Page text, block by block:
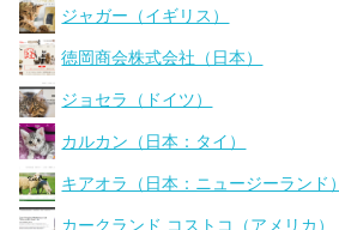
ジャガー（イギリス）
徳岡商会株式会社（日本）
ジョセラ（ドイツ）
カルカン（日本：タイ）
キアオラ（日本：ニュージーランド）
カークランド コストコ（アメリカ）